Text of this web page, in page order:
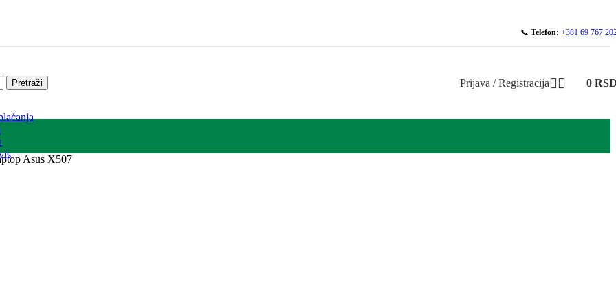
📞 Telefon: +381 69 767
Pretraži Prijava / Registracija 0
Asus X507